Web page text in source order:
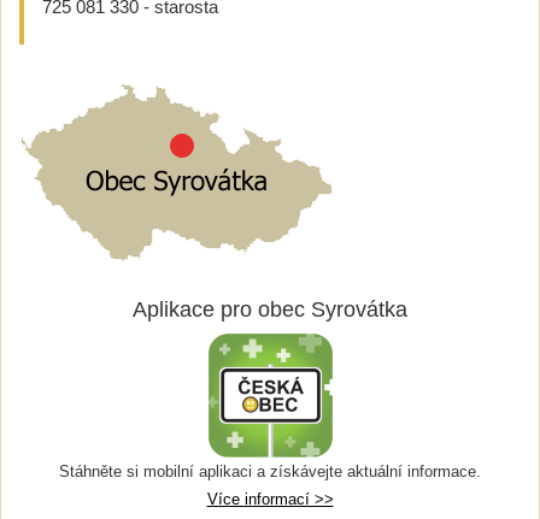
725 081 330 - starosta
Aplikace pro obec Syrovátka
Stáhněte si mobilní aplikaci a získávejte aktuální informace.
Více informací >>